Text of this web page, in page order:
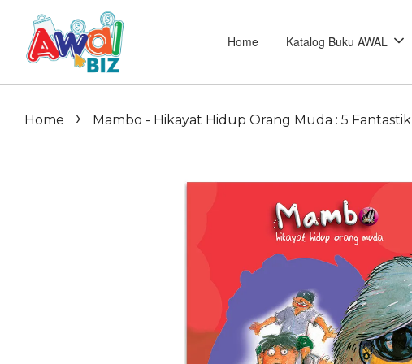
Home Katalog Buku AWAL
Home › Mambo - Hikayat Hidup Orang Muda : 5 Fantastik